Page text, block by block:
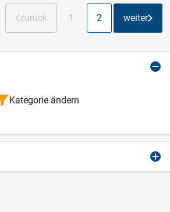
zurück 1 2 weiter
Kategorie ändern